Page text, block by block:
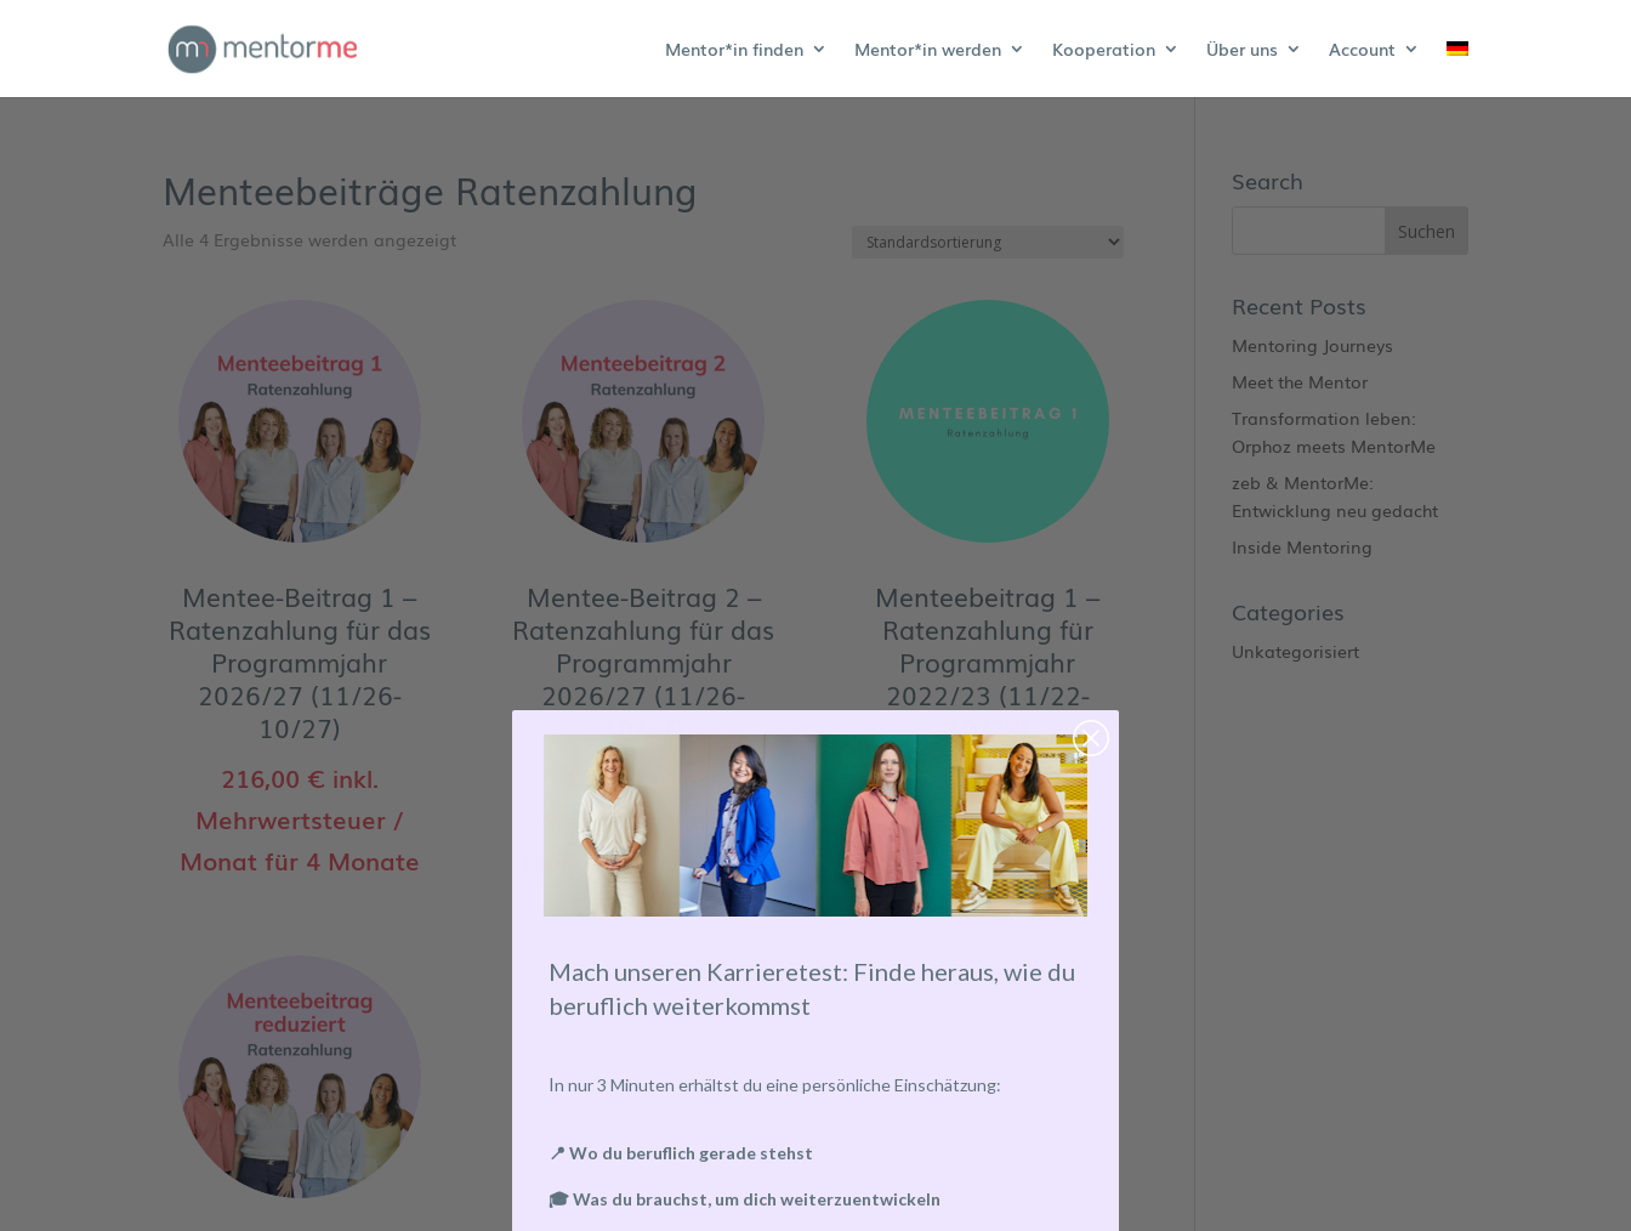
Mentor*in finden Mentor*in werden Kooperation Über uns Account
Menteebeiträge Ratenzahlung
Alle 4 Ergebnisse werden angezeigt
Mentee-Beitrag 1 –
Ratenzahlung für das
Programmjahr
2026/27 (11/26-
10/27)
216,00 € inkl.
Mehrwertsteuer /
Monat für 4 Monate
Mentee-Beitrag 2 –
Ratenzahlung für das
Programmjahr
2026/27 (11/26-
10/27)
166,00
Mehrwertsteuer /
Monat für 4 Monate
Menteebeitrag 1 –
Ratenzahlung für
Programmjahr
2022/23 (11/22-
10/23)
129,00€ inkl.
Mehrwertsteuer /
Monat für 6 Monate
Search
Recent Posts
Mentoring Journeys
Meet the Mentor
Transformation leben:
Orphoz meets MentorMe
zeb & MentorMe:
Entwicklung neu gedacht
Inside Mentoring
Categories
Unkategorisiert
Mach unseren Karrieretest: Finde heraus, wie du
beruflich weiterkommst
In nur 3 Minuten erhältst du eine persönliche Einschätzung:
📍 Wo du beruflich gerade stehst
🎓 Was du brauchst, um dich weiterzuentwickeln